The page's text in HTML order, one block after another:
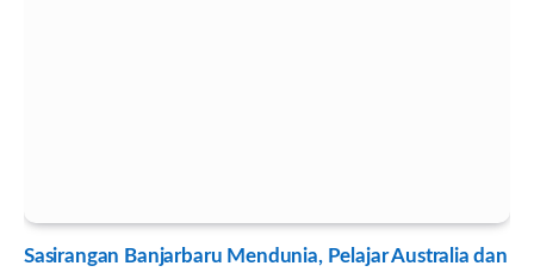
Sasirangan Banjarbaru Mendunia, Pelajar Australia dan